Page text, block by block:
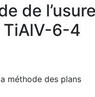
de
TiAlV-6-4
méthode des plans